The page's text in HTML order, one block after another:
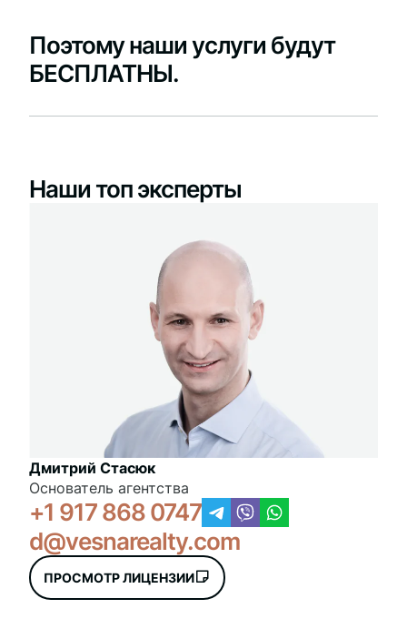
Поэтому наши услуги будут
БЕСПЛАТНЫ.
Наши топ эксперты
Дмитрий Стасюк
Основатель агентства
+1 917 868 0747
d@vesnarealty.com
ПРОСМОТР ЛИЦЕНЗИИ